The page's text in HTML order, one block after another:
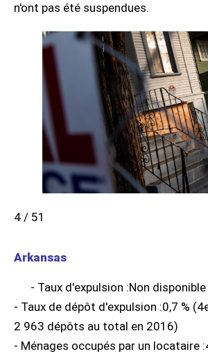
n'ont pas été suspendues.
4 / 51
Arkansas
- Taux d'expulsion :Non disponible
- Taux de dépôt d'expulsion :0,7 %
2 963 dépôts au total en 2016)
- Ménages occupés par un locataire